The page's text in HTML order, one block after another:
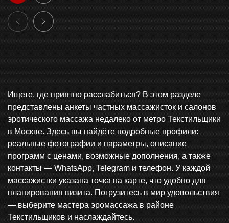
Ищете, где приятно расслабиться? В этом разделе
представлены анкеты частных массажисток и салонов
эротического массажа недалеко от метро Текстильщики
в Москве. Здесь вы найдёте подробные профили:
реальные фотографии и параметры, описание
программ с ценами, возможные дополнения, а также
контакты — WhatsApp, Telegram и телефон. У каждой
массажистки указана точка на карте, что удобно для
планирования визита. Погрузитесь в мир удовольствия
— выберите мастера эромассажа в районе
Текстильщиков и наслаждайтесь.